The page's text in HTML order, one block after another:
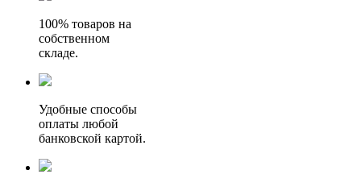
100% товаров на
собственном
складе.
Удобные способы
оплаты любой
банковской картой.